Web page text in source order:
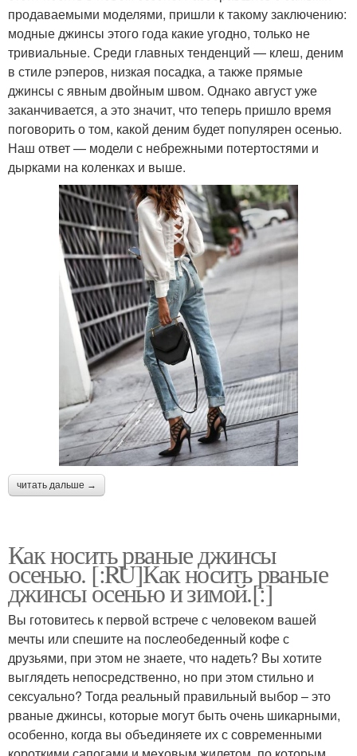
продаваемыми моделями, пришли к такому заключению:
модные джинсы этого года какие угодно, только не
тривиальные. Среди главных тенденций — клеш, деним
в стиле рэперов, низкая посадка, а также прямые
джинсы с явным двойным швом. Однако август уже
заканчивается, а это значит, что теперь пришло время
поговорить о том, какой деним будет популярен осенью.
Наш ответ — модели с небрежными потертостями и
дырками на коленках и выше.
читать дальше →
Как носить рваные джинсы
осенью. [:RU]Как носить рваные
джинсы осенью и зимой.[:]
Вы готовитесь к первой встрече с человеком вашей
мечты или спешите на послеобеденный кофе с
друзьями, при этом не знаете, что надеть? Вы хотите
выглядеть непосредственно, но при этом стильно и
сексуально? Тогда реальный правильный выбор – это
рваные джинсы, которые могут быть очень шикарными,
особенно, когда вы объединяете их с современными